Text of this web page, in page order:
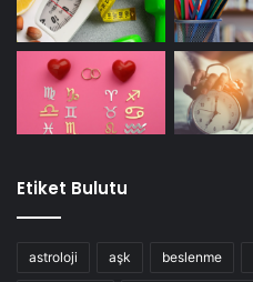
Etiket Bulutu
astroloji aşk beslenme